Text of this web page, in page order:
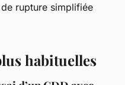
rupture simplifiée
habituelles